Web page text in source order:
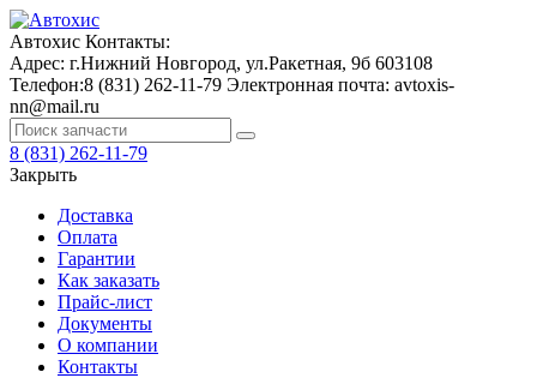
Автохис Контакты:
Адрес: г.Нижний Новгород, ул.Ракетная, 9б 603108
Телефон:8 (831) 262-11-79 Электронная почта: avtoxis-
nn@mail.ru
8 (831) 262-11-79
Закрыть
Доставка
Оплата
Гарантии
Как заказать
Прайс-лист
Документы
О компании
Контакты